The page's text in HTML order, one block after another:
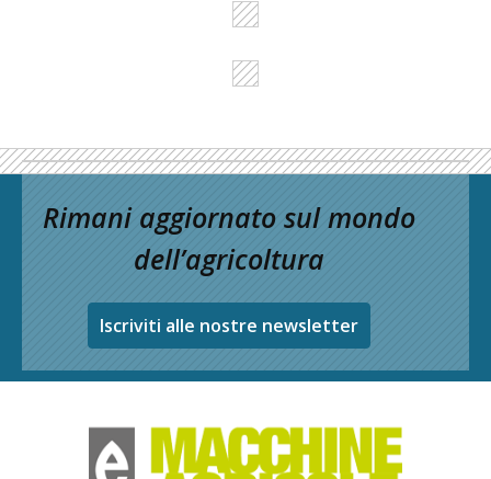
Rimani aggiornato sul mondo
dell’agricoltura
Iscriviti alle nostre newsletter